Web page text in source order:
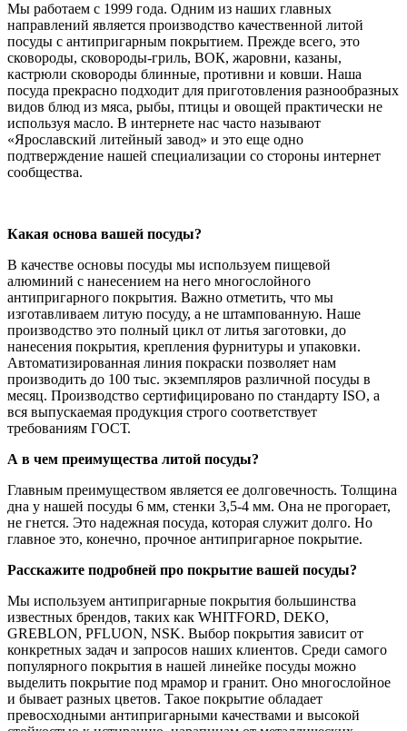
Мы работаем с 1999 года. Одним из наших главных
направлений является производство качественной литой
посуды с антипригарным покрытием. Прежде всего, это
сковороды, сковороды-гриль, ВОК, жаровни, казаны,
кастрюли сковороды блинные, противни и ковши. Наша
посуда прекрасно подходит для приготовления разнообразных
видов блюд из мяса, рыбы, птицы и овощей практически не
используя масло. В интернете нас часто называют
«Ярославский литейный завод» и это еще одно
подтверждение нашей специализации со стороны интернет
сообщества.
Какая основа вашей посуды?
В качестве основы посуды мы используем пищевой
алюминий с нанесением на него многослойного
антипригарного покрытия. Важно отметить, что мы
изготавливаем литую посуду, а не штампованную. Наше
производство это полный цикл от литья заготовки, до
нанесения покрытия, крепления фурнитуры и упаковки.
Автоматизированная линия покраски позволяет нам
производить до 100 тыс. экземпляров различной посуды в
месяц. Производство сертифицировано по стандарту ISO, а
вся выпускаемая продукция строго соответствует
требованиям ГОСТ.
А в чем преимущества литой посуды?
Главным преимуществом является ее долговечность. Толщина
дна у нашей посуды 6 мм, стенки 3,5-4 мм. Она не прогорает,
не гнется. Это надежная посуда, которая служит долго. Но
главное это, конечно, прочное антипригарное покрытие.
Расскажите подробней про покрытие вашей посуды?
Мы используем антипригарные покрытия большинства
известных брендов, таких как WHITFORD, DEKO,
GREBLON, PFLUON, NSK. Выбор покрытия зависит от
конкретных задач и запросов наших клиентов. Среди самого
популярного покрытия в нашей линейке посуды можно
выделить покрытие под мрамор и гранит. Оно многослойное
и бывает разных цветов. Такое покрытие обладает
превосходными антипригарными качествами и высокой